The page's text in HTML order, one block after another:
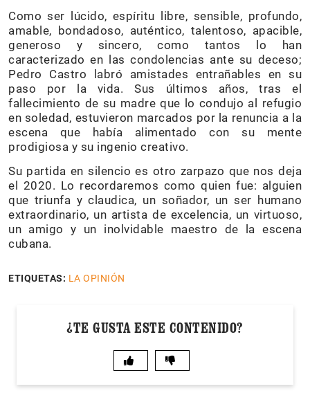
Como ser lúcido, espíritu libre, sensible, profundo,
amable, bondadoso, auténtico, talentoso, apacible,
generoso y sincero, como tantos lo han
caracterizado en las condolencias ante su deceso;
Pedro Castro labró amistades entrañables en su
paso por la vida. Sus últimos años, tras el
fallecimiento de su madre que lo condujo al refugio
en soledad, estuvieron marcados por la renuncia a la
escena que había alimentado con su mente
prodigiosa y su ingenio creativo.
Su partida en silencio es otro zarpazo que nos deja
el 2020. Lo recordaremos como quien fue: alguien
que triunfa y claudica, un soñador, un ser humano
extraordinario, un artista de excelencia, un virtuoso,
un amigo y un inolvidable maestro de la escena
cubana.
ETIQUETAS: LA OPINIÓN
¿TE GUSTA ESTE CONTENIDO?